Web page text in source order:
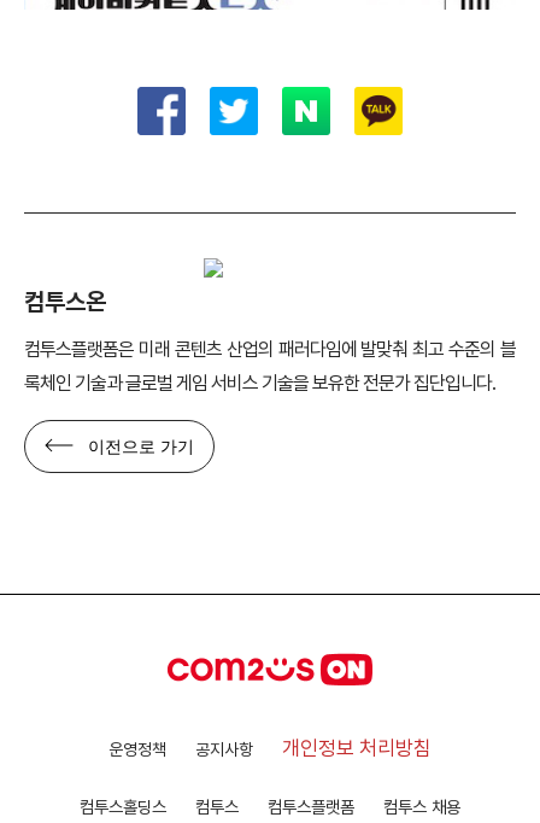
컴투스온
컴투스플랫폼은 미래 콘텐츠 산업의 패러다임에 발맞춰 최고 수준의 블
록체인 기술과 글로벌 게임 서비스 기술을 보유한 전문가 집단입니다.
이전으로 가기
운영정책 공지사항 개인정보 처리방침
컴투스홀딩스 컴투스 컴투스플랫폼 컴투스 채용